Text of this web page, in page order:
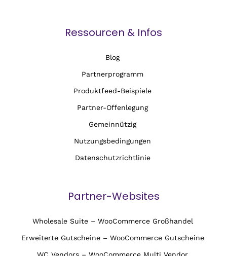
Ressourcen & Infos
Blog
Partnerprogramm
Produktfeed-Beispiele
Partner-Offenlegung
Gemeinnützig
Nutzungsbedingungen
Datenschutzrichtlinie
Partner-Websites
Wholesale Suite – WooCommerce Großhandel
Erweiterte Gutscheine – WooCommerce Gutscheine
WC Vendors – WooCommerce Multi Vendor